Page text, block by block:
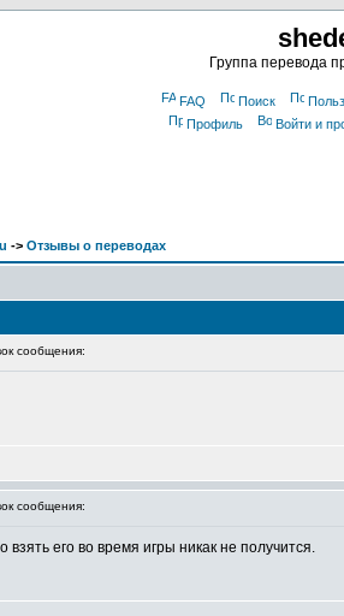
Группа перевода
FAQ Поиск
Профиль
Войти и
-> Отзывы о переводах
сообщения:
сообщения:
взять его во время игры никак не получится.